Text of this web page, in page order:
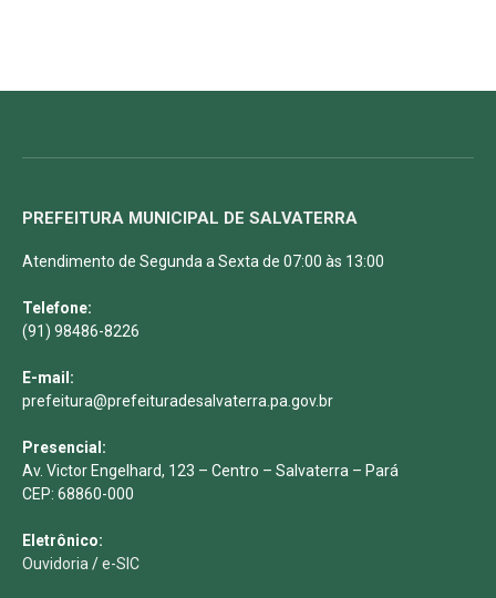
PREFEITURA MUNICIPAL DE SALVATERRA
Atendimento de Segunda a Sexta de 07:00 às 13:00
Telefone:
(91) 98486-8226
E-mail:
prefeitura@prefeituradesalvaterra.pa.gov.br
Presencial:
Av. Victor Engelhard, 123 – Centro – Salvaterra – Pará
CEP: 68860-000
Eletrônico:
Ouvidoria /e-SIC